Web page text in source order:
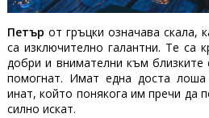
Петър от гръцки означава
са изключително галантни. Те са
добри и внимателни към близките
помогнат. Имат една доста
инат, който понякога им пречи да
силно искат.